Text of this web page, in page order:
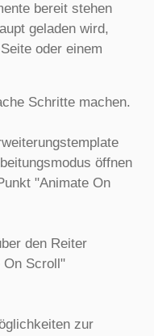
bereit stehen
geladen wird,
oder einem
Schritte machen.
öffnen
"Animate On
den Reiter
On Scroll"
zur